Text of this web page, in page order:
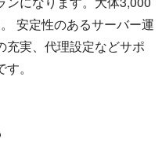
安定性のあるサーバー運
充実、代理設定などサポ
。